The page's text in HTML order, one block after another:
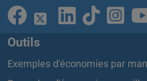
Outils
Exemples d'économies par